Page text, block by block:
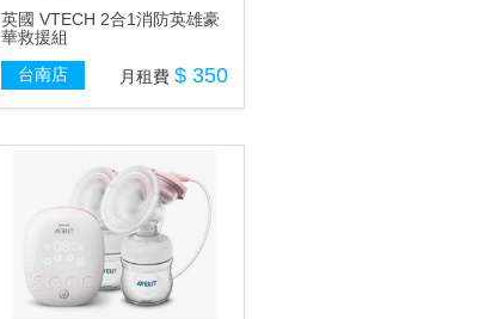
英國 VTECH 2合1消防英雄豪
華救援組
台南店
月租費 $ 350